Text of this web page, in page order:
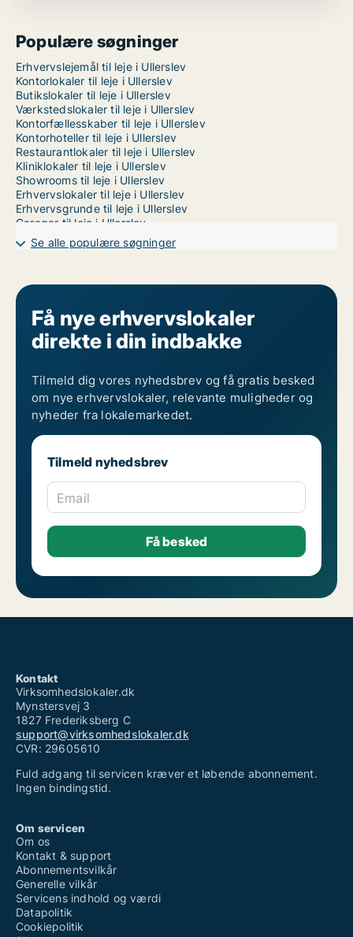
Populære søgninger
Erhvervslejemål til leje i Ullerslev
Kontorlokaler til leje i Ullerslev
Butikslokaler til leje i Ullerslev
Værkstedslokaler til leje i Ullerslev
Kontorfællesskaber til leje i Ullerslev
Kontorhoteller til leje i Ullerslev
Restaurantlokaler til leje i Ullerslev
Kliniklokaler til leje i Ullerslev
Showrooms til leje i Ullerslev
Erhvervslokaler til leje i Ullerslev
Erhvervsgrunde til leje i Ullerslev
Garager til leje i Ullerslev
Lagerlokaler til leje i Odense
Se alle populære søgninger
Få nye erhvervslokaler
direkte i din indbakke
Tilmeld dig vores nyhedsbrev og få gratis besked
om nye erhvervslokaler, relevante muligheder og
nyheder fra lokalemarkedet.
Tilmeld nyhedsbrev
Email
Kontakt
Virksomhedslokaler.dk
Mynstersvej 3
1827 Frederiksberg C
support@virksomhedslokaler.dk
CVR: 29605610
Fuld adgang til servicen kræver et løbende abonnement.
Ingen bindingstid.
Om servicen
Om os
Kontakt & support
Abonnementsvilkår
Generelle vilkår
Servicens indhold og værdi
Datapolitik
Cookiepolitik